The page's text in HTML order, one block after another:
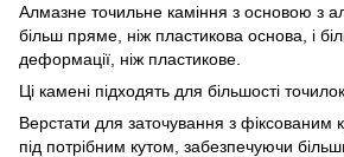
Алмазне точильне каміння з основою з
більш пряме, ніж пластикова основа, і
деформації, ніж пластикове.
Ці камені підходять для більшості
Верстати для заточування з фіксованим
під потрібним кутом, забезпечуючи